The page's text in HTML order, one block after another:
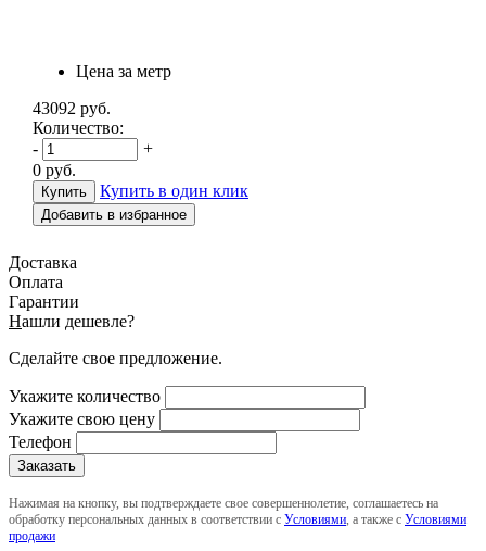
Цена за метр
43092 руб.
Количество:
-
+
0 руб.
Купить в один клик
Добавить в избранное
Доставка
Оплата
Гарантии
Нашли дешевле?
Сделайте свое предложение.
Укажите количество
Укажите свою цену
Телефон
Нажимая на кнопку, вы подтверждаете свое совершеннолетие, соглашаетесь на
обработку персональных данных в соответствии с Условиями , а также с Условиями
продажи